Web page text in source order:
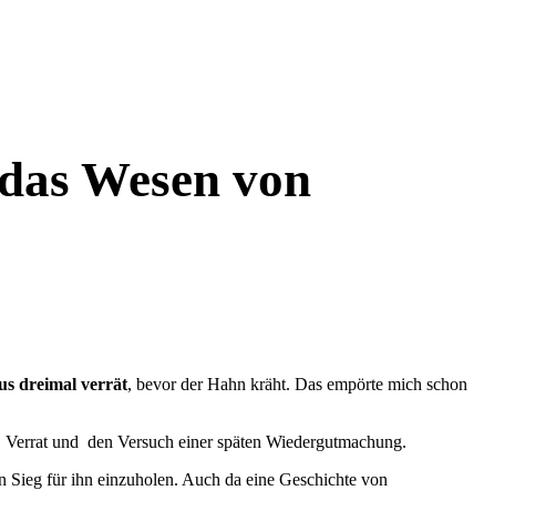
Wesen von
dreimal verrät, bevor der Hahn kräht. Das empörte mich schon
und den Versuch einer späten Wiedergutmachung.
für ihn einzuholen. Auch da eine Geschichte von